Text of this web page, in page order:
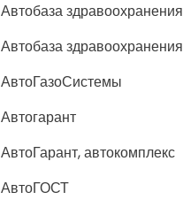
Автобаза здравоохранения
Автобаза здравоохранения
АвтоГазоСистемы
Автогарант
АвтоГарант, автокомплекс
АвтоГОСТ